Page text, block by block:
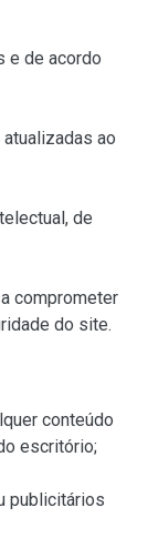
e de acordo
ao
de
comprometer
do site.
conteúdo
escritório;
publicitários